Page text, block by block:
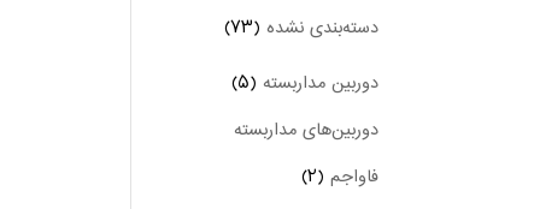
دسته‌بندی نشده (۷۳)
دوربین‌ مداربسته (۵)
دوربین‌های مداربسته
فاواجم (۲)